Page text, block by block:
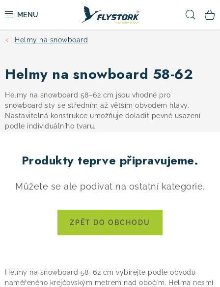
na
CYKLISTIKA
ZIMNÍ SPORTY
KOLOBĚŽKY
OBLEČENÍ A BOTY
DOPLŇKY
CAMPING
Testovací centrum
Půjčovna nosičů kol Kontakt
Helmy na snowboard
Helmy na snowboard 58-62
Helmy na snowboard 58–62 cm jsou vhodné pro
snowboardisty se středním až větším obvodem hlavy.
Nastavitelná konstrukce umožňuje doladit pevné usazení
podle individuálního tvaru.
Produkty teprve připravujeme.
Můžete se ale podívat na ostatní kategorie.
ZPĚT DO OBCHODU
Helmy na snowboard 58–62 cm vybírejte podle obvodu
naměřeného krejčovským metrem nad obočím. Helma nesmí